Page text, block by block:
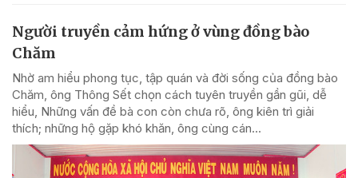
Người truyền cảm hứng ở vùng đồng bào
Chăm
Nhờ am hiểu phong tục, tập quán và đời sống của đồng bào
Chăm, ông Thông Sết chọn cách tuyên truyền gần gũi, dễ
hiểu, Những vấn đề bà con còn chưa rõ, ông kiên trì giải
thích; những hộ gặp khó khăn, ông cùng cán...